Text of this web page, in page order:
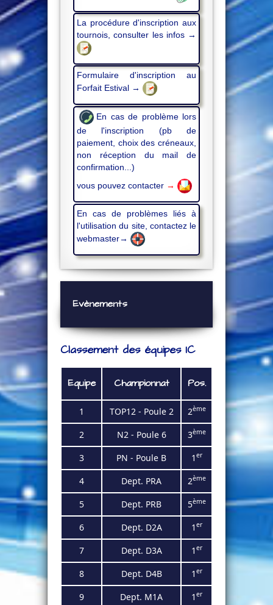
La procédure d'inscription aux
tournois, consulter les infos →
Formulaire d'inscription au
Forfait Estival →
En cas de problème lors
de l'inscription (pb de
paiement, choix des créneaux,
non réception du mail de
confirmation...)
vous pouvez contacter →
En cas de problèmes liés à
l'utilisation du site, contactez le
webmaster→
Evènements
Classement des équipes IC
Equipe Championnat Pos.
1 TOP12 - Poule 2 2ème
2 N2 - Poule 6 3ème
3 PN - Poule B 1 er
4 Dept. PRA 2ème
5 Dept. PRB 5ème
6 Dept. D2A 1 er
7 Dept. D3A 1 er
8 Dept. D4B 1 er
9 Dept. M1A 1 er